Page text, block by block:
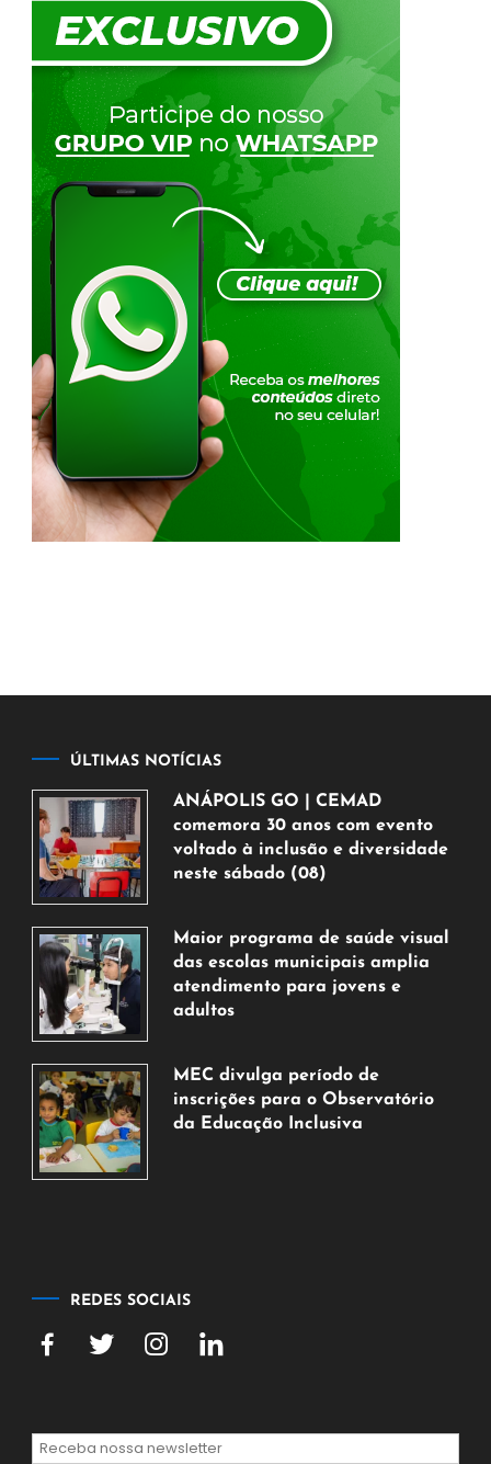
ÚLTIMAS NOTÍCIAS
ANÁPOLIS GO | CEMAD
comemora 30 anos com evento
voltado à inclusão e diversidade
neste sábado (08)
de
agosto
de
2026
Maior programa de saúde visual
das escolas municipais amplia
atendimento para jovens e
adultos
de
agosto
de
MEC divulga período de
inscrições para o Observatório
da Educação Inclusiva
REDES SOCIAIS